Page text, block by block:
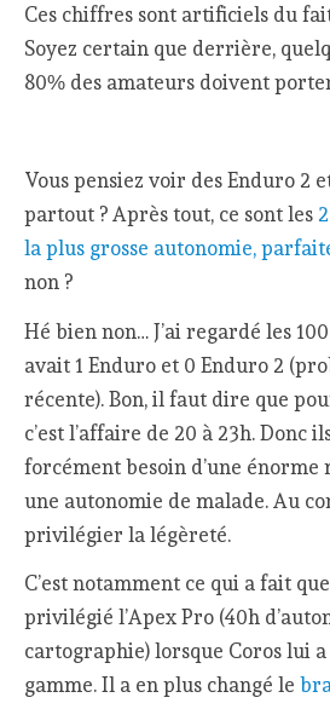
Ces chiffres sont artificiels du
Soyez certain que derrière,
80% des amateurs doivent
Vous pensiez voir des Enduro 2
partout ? Après tout, ce sont les
la plus grosse autonomie,
non ?
Hé bien non… J’ai regardé les
avait 1 Enduro et 0 Enduro 2
récente). Bon, il faut dire que
c’est l’affaire de 20 à 23h. Donc
forcément besoin d’une énorme
une autonomie de malade. Au
privilégier la légèreté.
C’est notamment ce qui a fait
privilégié l’Apex Pro (40h
cartographie) lorsque Coros lui
gamme. Il a en plus changé le